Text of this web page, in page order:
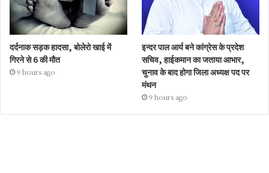
दर्दनाक सड़क हादसा, बोलेरो खाई में
गिरने से 6 की मौत
9 hours ago
इन्दर पाल आर्य बने कांग्रेस के प्रदेश
सचिव, हाईकमान का जताया आभार,
चुनाव के बाद होगा जिला अध्यक्ष पद पर
मंथन
9 hours ago